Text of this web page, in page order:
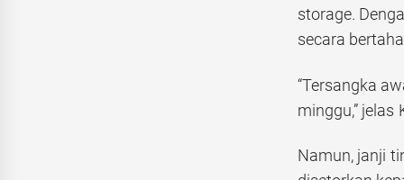
storage.
secara
“Tersangka
minggu,”
Namun, janji